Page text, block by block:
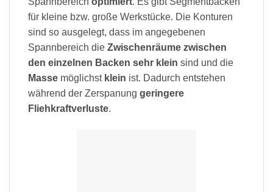
für kleine bzw. große Werkstücke. Die Konturen
sind so ausgelegt, dass im angegebenen
Spannbereich die Zwischenräume zwischen
den einzelnen Backen sehr klein sind und die
Masse möglichst klein ist. Dadurch entstehen
während der Zerspanung geringere
Fliehkraftverluste.